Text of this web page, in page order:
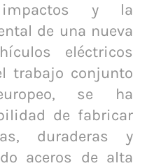
y la
de una nueva
eléctricos
trabajo conjunto
se ha
de fabricar
duraderas y
aceros de alta